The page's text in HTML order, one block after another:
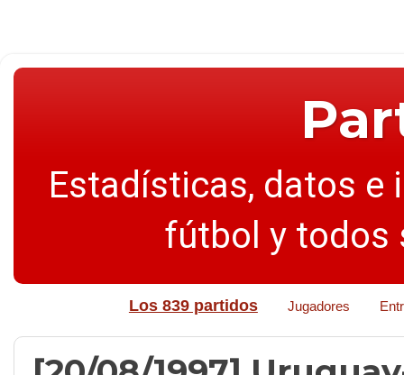
Estadísticas, datos e
fútbol y todos
Los 839 partidos Jugadores